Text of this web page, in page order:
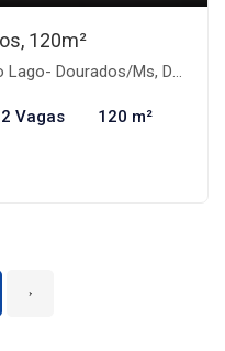
120m²
Dourados/Ms, Dourados-MS
2 Vagas 120 m²
›